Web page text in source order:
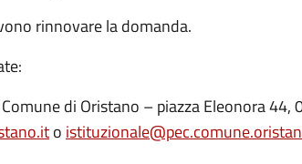
rinnovare la domanda.
di Oristano – piazza Eleonora 44,
o